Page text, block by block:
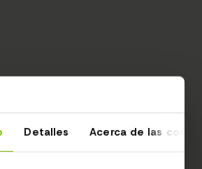
Detalles Acerca de las